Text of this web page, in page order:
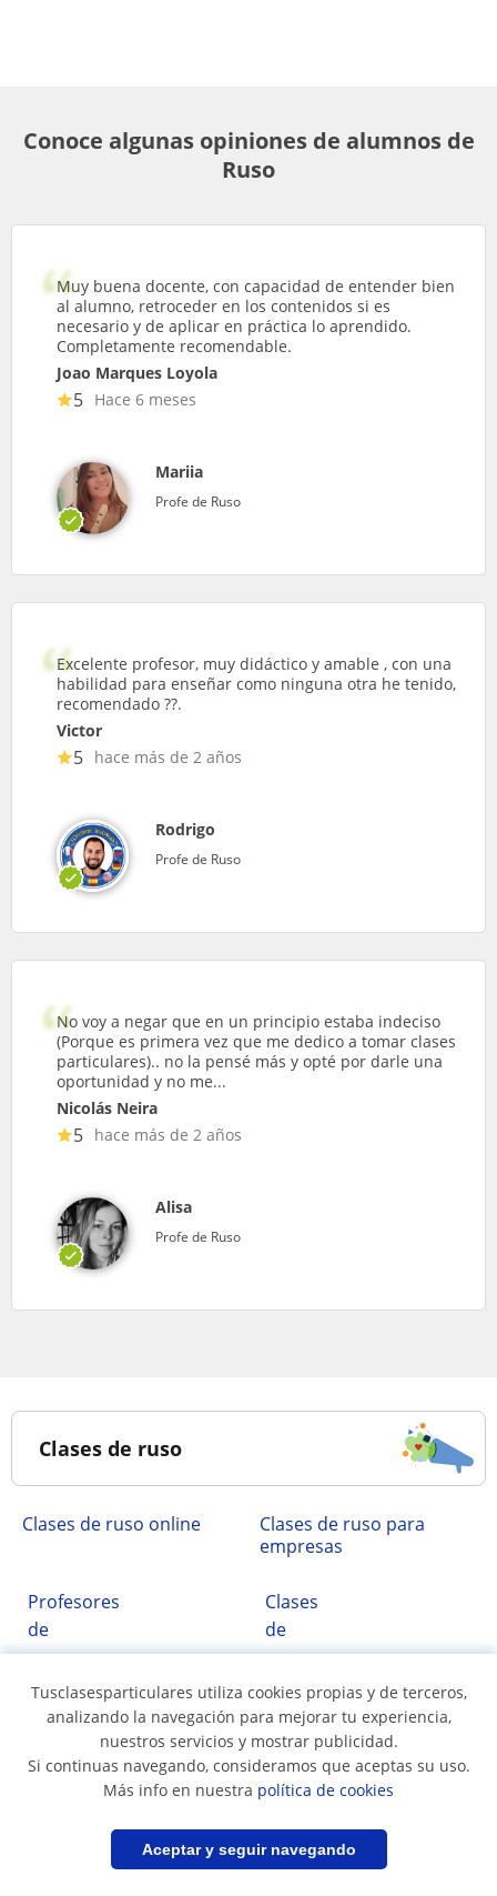
Guardar búsqueda
Conoce algunas opiniones de alumnos de
Ruso
Muy buena docente, con capacidad de entender bien
al alumno, retroceder en los contenidos si es
necesario y de aplicar en práctica lo aprendido.
Completamente recomendable.
Joao Marques Loyola
5 Hace 6 meses
Mariia
Profe de Ruso
Excelente profesor, muy didáctico y amable , con una
habilidad para enseñar como ninguna otra he tenido,
recomendado ??.
Victor
5 hace más de 2 años
Rodrigo
Profe de Ruso
No voy a negar que en un principio estaba indeciso
(Porque es primera vez que me dedico a tomar clases
particulares).. no la pensé más y opté por darle una
oportunidad y no me...
Nicolás Neira
5 hace más de 2 años
Alisa
Profe de Ruso
Clases de ruso
Clases de ruso online
Clases de ruso para
empresas
Profesores
de
ruso
nativos
Clases
de
ruso
Clases
Tusclasesparticulares utiliza cookies propias y de terceros,
analizando la navegación para mejorar tu experiencia,
nuestros servicios y mostrar publicidad.
Si continuas navegando, consideramos que aceptas su uso.
Más info en nuestra política de cookies
Aceptar y seguir navegando